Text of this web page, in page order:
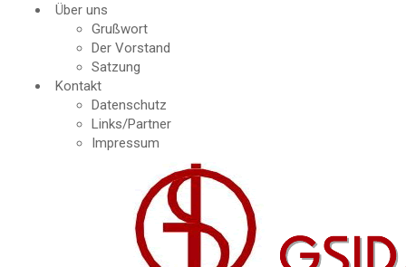
Über uns
Grußwort
Der Vorstand
Satzung
Kontakt
Datenschutz
Links/Partner
Impressum